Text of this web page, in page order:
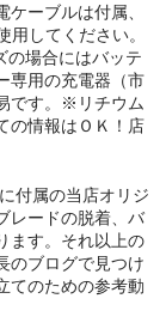
ーブルは付属、
してください。
の場合にはバッテ
専用の充電器（市
です。※リチウム
の情報はＯＫ！店
付属の当店オリジ
レードの脱着、バ
ます。それ以上の
のブログで見つけ
てのための参考動